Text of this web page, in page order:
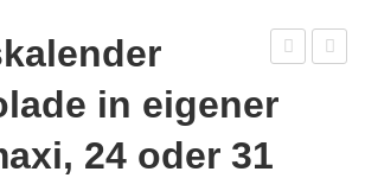
kale
in eigener
24 oder 31